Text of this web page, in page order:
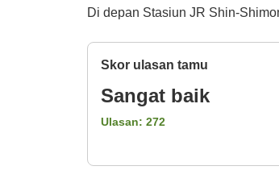
Di depan Stasiun JR Shin-
Skor ulasan tamu
Sangat baik
Ulasan: 272